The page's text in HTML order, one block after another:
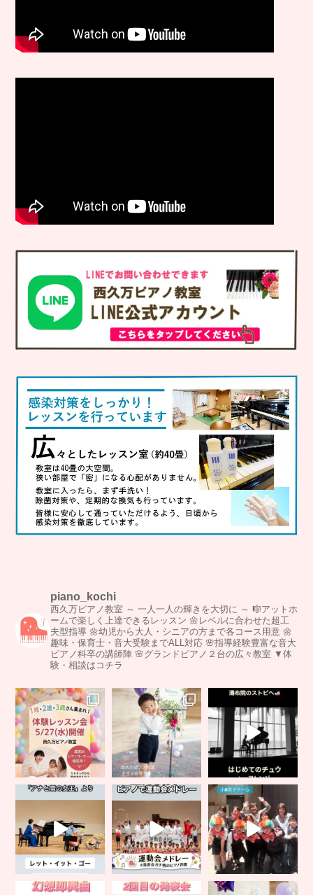
piano_kochi
西久万ピアノ教室 ～ 一人一人の輝きを大切に ～ 🎼アットホ
ームで楽しく上達できるレッスン 🌼レベルに合わせた超工
夫型指導 🌼幼児から大人・シニアの方まで各コース用意 🌼
趣味・保育士・音大受験までALL対応 🌸指導経験豊富な音大
ピアノ科卒の講師陣 🌸グランドピアノ２台の広々教室 ▼体
験・相談はコチラ